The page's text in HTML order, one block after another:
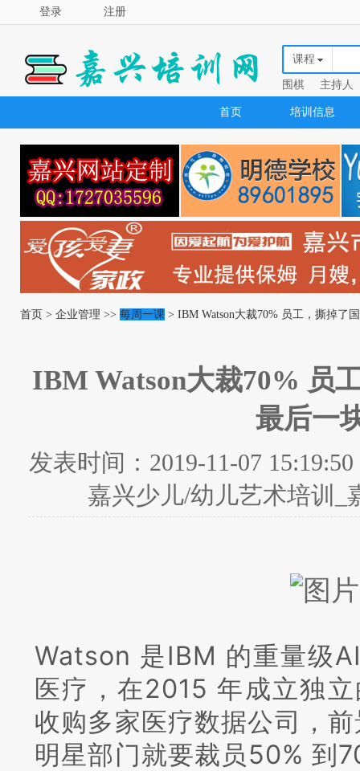
登录 注册
课程
围棋 主持人
首页 培训信息
首页 > 企业管理 >> 每周一课 > IBM Watson大裁70% 员工，撕掉了
IBM Watson大裁70% 员
最后一
发表时间： 2019-11-07 15:19:50
嘉兴少儿/幼儿艺术培训_
Watson 是IBM 的重量级
医疗，在2015 年成立独
收购多家医疗数据公司，
明星部门就要裁员50% 到